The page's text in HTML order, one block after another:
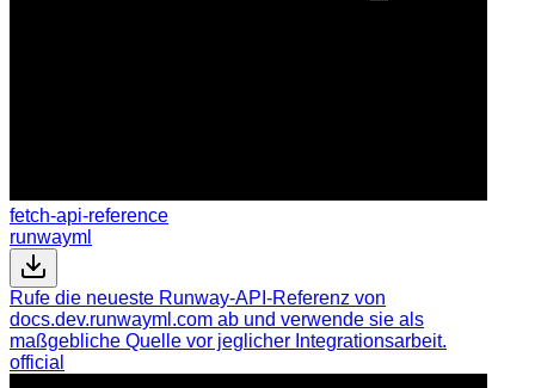
fetch-api-reference
runwayml
Rufe die neueste Runway-API-Referenz von
docs.dev.runwayml.com ab und verwende sie als
maßgebliche Quelle vor jeglicher Integrationsarbeit.
official